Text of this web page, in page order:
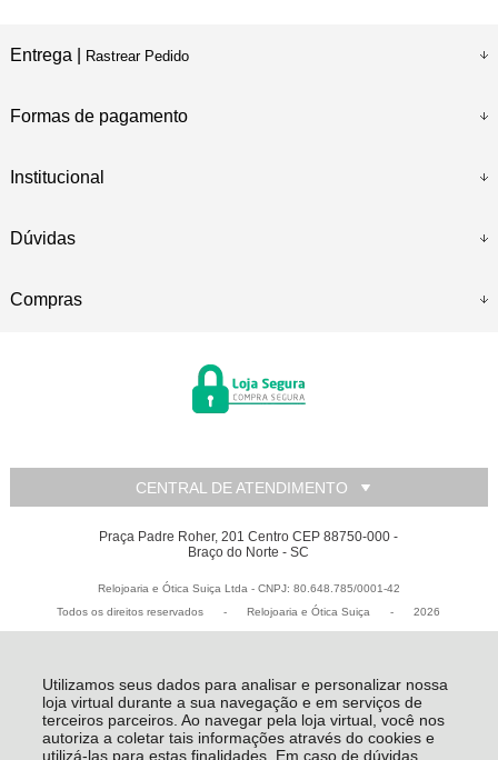
Utilizamos seus dados para analisar e personalizar nossa
loja virtual durante a sua navegação e em serviços de
terceiros parceiros. Ao navegar pela loja virtual, você nos
autoriza a coletar tais informações através do cookies e
utilizá-las para estas finalidades. Em caso de dúvidas,
Entrega | Rastrear Pedido
Formas de pagamento
Institucional
Dúvidas
Compras
CENTRAL DE ATENDIMENTO
Praça Padre Roher, 201 Centro CEP 88750-000 -
Braço do Norte - SC
Relojoaria e Ótica Suiça Ltda - CNPJ: 80.648.785/0001-42
Todos os direitos reservados
- Relojoaria e Ótica Suiça - 2026